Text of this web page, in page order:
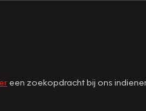
een zoekopdracht bij ons